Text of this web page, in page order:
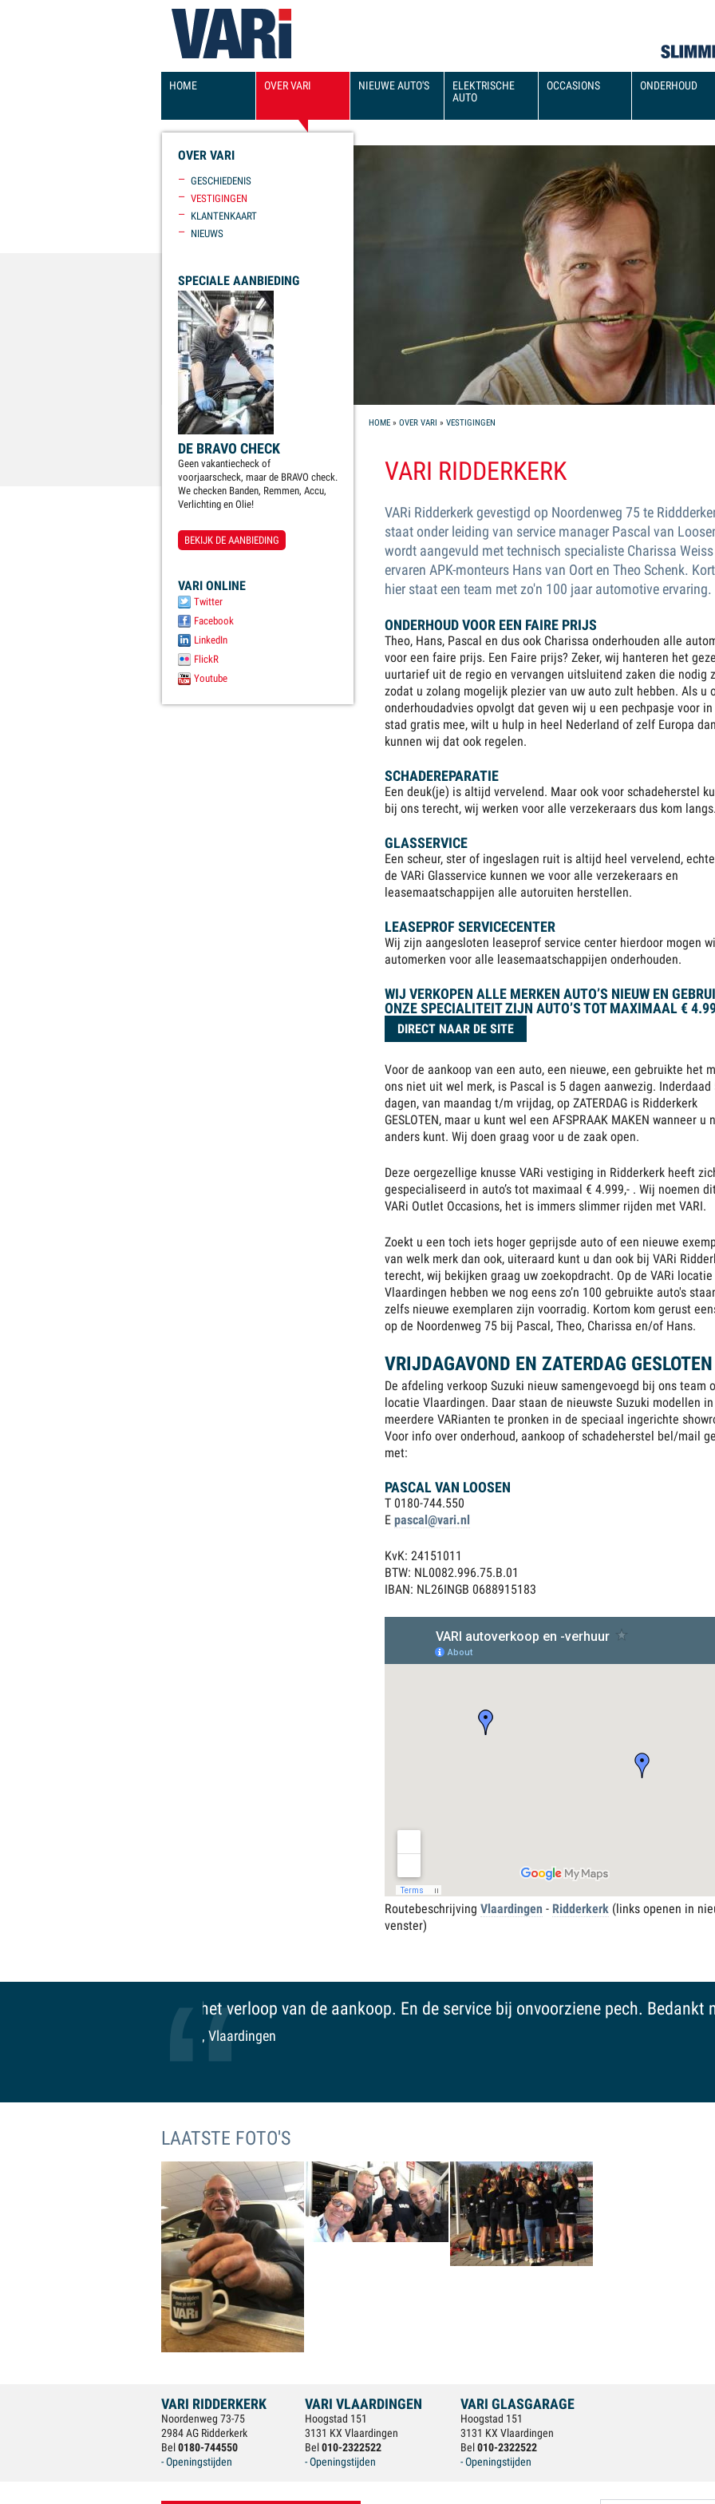
YOU ARE HERE
HOME »OVER VARI »VESTIGINGEN
VARI RIDDERKERK
VARi Ridderkerk gevestigd op Noordenweg 75 te
staat onder leiding van service manager Pascal van
wordt aangevuld met technisch specialiste Charissa
ervaren APK-monteurs Hans van Oort en Theo Schenk.
hier staat een team met zo'n 100 jaar automotive ervaring.
ONDERHOUD VOOR EEN FAIRE PRIJS
Theo, Hans, Pascal en dus ook Charissa onderhouden alle
voor een faire prijs. Een Faire prijs? Zeker, wij hanteren het
uurtarief uit de regio en vervangen uitsluitend zaken die nodig
zodat u zolang mogelijk plezier van uw auto zult hebben. Als u
onderhoudadvies opvolgt dat geven wij u een pechpasje voor in
stad gratis mee, wilt u hulp in heel Nederland of zelf Europa dan
kunnen wij dat ook regelen.
SCHADEREPARATIE
Een deuk(je) is altijd vervelend. Maar ook voor schadeherstel
bij ons terecht, wij werken voor alle verzekeraars dus kom langs.
GLASSERVICE
Een scheur, ster of ingeslagen ruit is altijd heel vervelend,
de VARi Glasservice kunnen we voor alle verzekeraars en
leasemaatschappijen alle autoruiten herstellen.
LEASEPROF SERVICECENTER
Wij zijn aangesloten leaseprof service center hierdoor mogen
automerken voor alle leasemaatschappijen onderhouden.
WIJ VERKOPEN ALLE MERKEN AUTO’S NIEUW EN
ONZE SPECIALITEIT ZIJN AUTO’S TOT MAXIMAAL €
DIRECT NAAR DE SITE
Voor de aankoop van een auto, een nieuwe, een gebruikte het
ons niet uit wel merk, is Pascal is 5 dagen aanwezig. Inderdaad
dagen, van maandag t/m vrijdag, op ZATERDAG is Ridderkerk
GESLOTEN, maar u kunt wel een AFSPRAAK MAKEN wanneer u
anders kunt. Wij doen graag voor u de zaak open.
Deze oergezellige knusse VARi vestiging in Ridderkerk heeft
gespecialiseerd in auto’s tot maximaal € 4.999,- . Wij noemen
VARi Outlet Occasions, het is immers slimmer rijden met VARI.
Zoekt u een toch iets hoger geprijsde auto of een nieuwe
van welk merk dan ook, uiteraard kunt u dan ook bij VARi
terecht, wij bekijken graag uw zoekopdracht. Op de VARi locatie
Vlaardingen hebben we nog eens zo’n 100 gebruikte auto's
zelfs nieuwe exemplaren zijn voorradig. Kortom kom gerust
op de Noordenweg 75 bij Pascal, Theo, Charissa en/of Hans.
VRIJDAGAVOND EN ZATERDAG GESLOTEN
De afdeling verkoop Suzuki nieuw samengevoegd bij ons team
locatie Vlaardingen. Daar staan de nieuwste Suzuki modellen in
meerdere VARianten te pronken in de speciaal ingerichte
Voor info over onderhoud, aankoop of schadeherstel bel/mail
met:
PASCAL VAN LOOSEN
T 0180-744.550
Epascal@vari.nl
KvK: 24151011
BTW: NL0082.996.75.B.01
IBAN: NL26INGB 0688915183
RoutebeschrijvingVlaardingen - Ridderkerk (links openen in
venster)
OVER VARI
GESCHIEDENIS
VESTIGINGEN
KLANTENKAART
NIEUWS
SPECIALE AANBIEDING
DE BRAVO CHECK
Geen vakantiecheck of
voorjaarscheck, maar de BRAVO check.
We checken Banden, Remmen, Accu,
Verlichting en Olie!
BEKIJK DE AANBIEDING
VARI ONLINE
Twitter
Facebook
LinkedIn
FlickR
Youtube
HOOFDMENU
HOME OVER VARI NIEUWE AUTO'S
ELEKTRISCHE
AUTO
OCCASIONS ONDERHOUD
VARI is een fijne zaak: er wordt geen druk op je gelegd, vriendelijk,
familiegevoel. Een aanrader om voor je nieuwe of gebruikte auto te gaan
Ruud, Maasland
LAATSTE FOTO'S
VARI RIDDERKERK
Noordenweg 73-75
2984 AG Ridderkerk
Bel 0180-744550
- Openingstijden
VARI VLAARDINGEN
Hoogstad 151
3131 KX Vlaardingen
Bel 010-2322522
- Openingstijden
VARI GLASGARAGE
Hoogstad 151
3131 KX Vlaardingen
Bel 010-2322522
- Openingstijden